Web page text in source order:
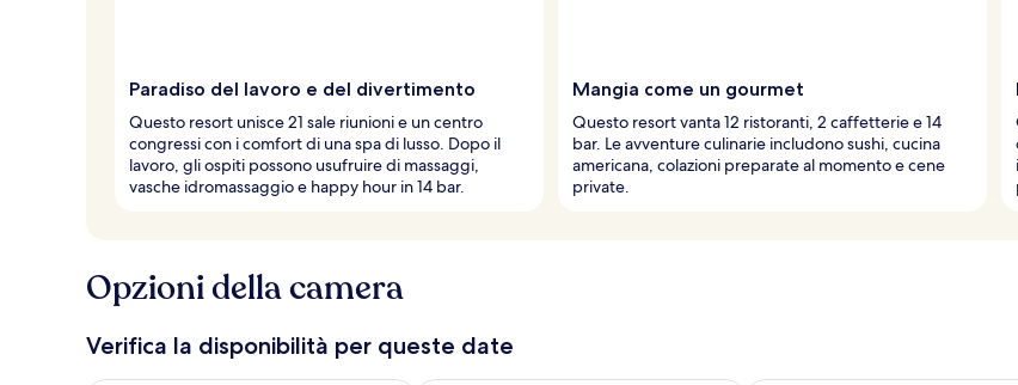
Paradiso del lavoro e del divertimento
Questo resort unisce 21 sale riunioni e un centro
congressi con i comfort di una spa di lusso. Dopo il
lavoro, gli ospiti possono usufruire di massaggi,
vasche idromassaggio e happy hour in 14 bar.
Mangia come un gourmet
Questo resort vanta 12 ristoranti, 2 caffetterie e 14
bar. Le avventure culinarie includono sushi, cucina
americana, colazioni preparate al momento e cene
private.
Opzioni della camera
Verifica la disponibilità per queste date